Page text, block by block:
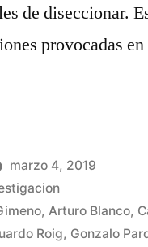
de diseccionar.
provocadas
marzo 4, 2019
, Arturo Blanco,
Roig, Gonzalo